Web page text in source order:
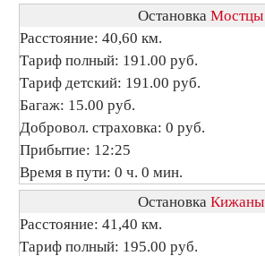
Остановка Мостцы
Расстояние: 40,60 км.
Тариф полный: 191.00 руб.
Тариф детский: 191.00 руб.
Багаж: 15.00 руб.
Добровол. страховка: 0 руб.
Прибытие: 12:25
Время в пути: 0 ч. 0 мин.
Остановка Кижаны
Расстояние: 41,40 км.
Тариф полный: 195.00 руб.